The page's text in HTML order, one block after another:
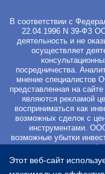
В соответствии с
22.04.1996 N 39-ФЗ
деятельность и не
осуществляет
посредничества.
мнение специалистов
представленная на сайте
являются рекламой
восприниматься как
возможных сделок с
инструментами.
возможные убытки
инвестирования в
материалах
инвестиционными
Этот веб-сайт